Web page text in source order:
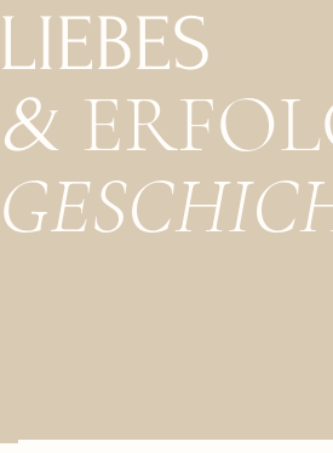
LIEBES
&